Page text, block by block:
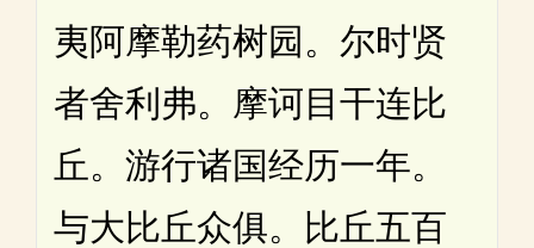
夷阿摩勒药树园。尔时贤
者舍利弗。摩诃目干连比
丘。游行诸国经历一年。
与大比丘众俱。比丘五百